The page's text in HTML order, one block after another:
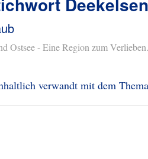
Ostsee - Eine Region zum Verlieben.
verwandt mit dem